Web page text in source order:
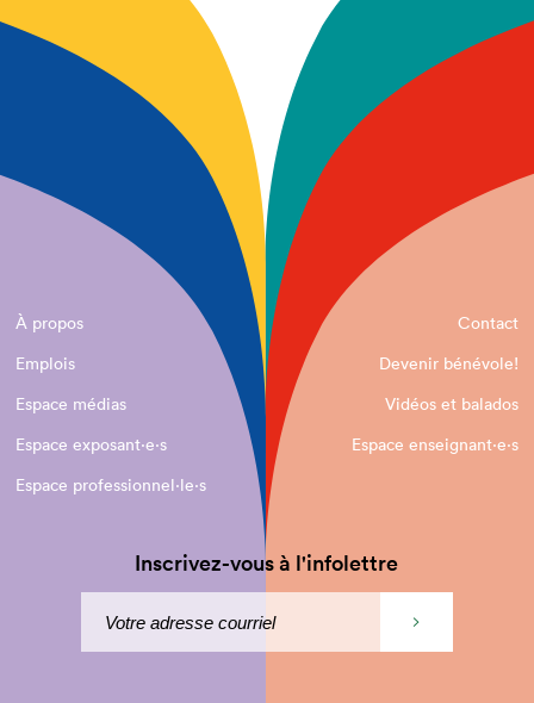
À propos
Contact
Emplois
Devenir bénévole!
Espace médias
Vidéos et balados
Espace exposant·e⋅s
Espace enseignant·e⋅s
Espace professionnel·le⋅s
Inscrivez-vous à l'infolettre